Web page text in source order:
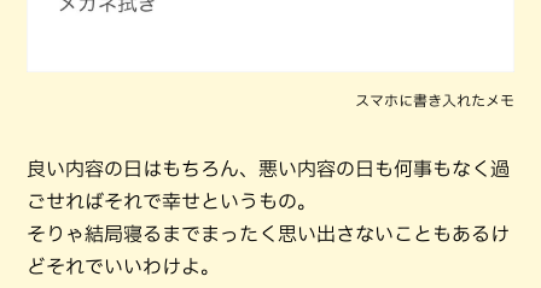
スマホに書き入れたメモ
良い内容の日はもちろん、悪い内容の日も何事もなく過
ごせればそれで幸せというもの。
そりゃ結局寝るまでまったく思い出さないこともあるけ
どそれでいいわけよ。